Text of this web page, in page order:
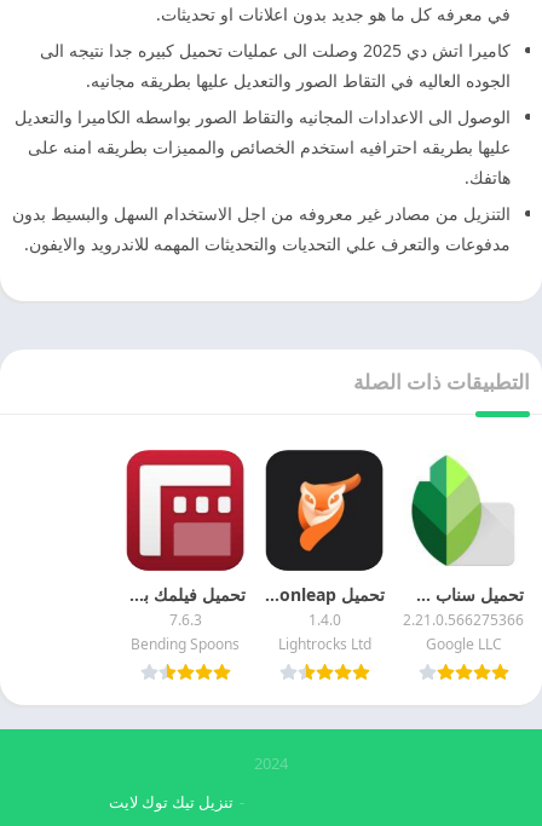
في معرفه كل ما هو جديد بدون اعلانات او تحديثات.
كاميرا اتش دي 2025 وصلت الى عمليات تحميل كبيره جدا نتيجه الى
الجوده العاليه في التقاط الصور والتعديل عليها بطريقه مجانيه.
الوصول الى الاعدادات المجانيه والتقاط الصور بواسطه الكاميرا والتعديل
عليها بطريقه احترافيه استخدم الخصائص والمميزات بطريقه امنه على
هاتفك.
التنزيل من مصادر غير معروفه من اجل الاستخدام السهل والبسيط بدون
مدفوعات والتعرف علي التحديات والتحديثات المهمه للاندرويد والايفون.
التطبيقات ذات الصلة
تحميل سناب سيد 2025 Snapseed مهكر اخر تحديث مجانا
2.21.0.566275366
Google LLC
تحميل motionleap مهكر 2025 اخر اصدار مجانا
1.4.0
Lightrocks Ltd
تحميل فيلمك برو 2025 Filmic Pro اخر تحديث مجانا
7.6.3
Bending Spoons
2024
تنزيل تيك توك لايت